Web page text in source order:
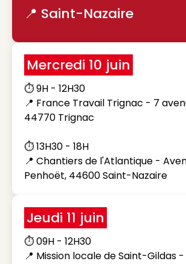
📍 Saint-Nazaire
Mercredi 10 juin
⏱️ 9H - 12H30
📍 France Travail Trignac - 7
44770 Trignac
⏱️ 13H30 - 18H
📍 Chantiers de l'Atlantique -
Penhoët, 44600 Saint-Nazaire
Jeudi 11 juin
⏱️ 09H - 12H30
📍 Mission locale de Saint-Gildas -